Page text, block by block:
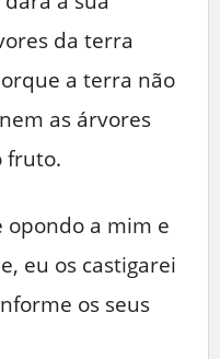
da terra
a terra não
as árvores
fruto.
opondo a mim e
eu os castigarei
os seus